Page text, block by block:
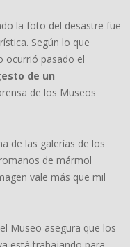
la foto del desastre fue
Según lo que
ocurrió pasado el
de un
de los Museos
de las galerías de los
de mármol
vale más que mil
Museo asegura que los